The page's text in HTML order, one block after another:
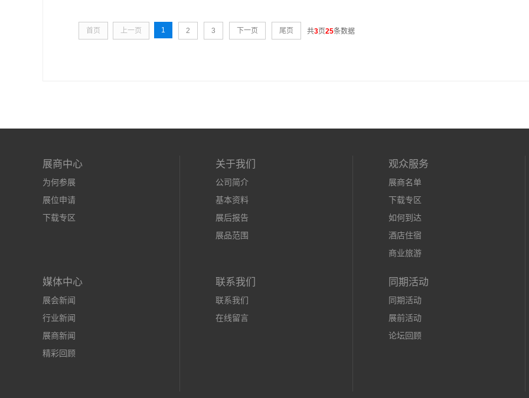
首页 上一页 1 2 3 下一页 尾页 共3页25条数据
展商中心
为何参展
展位申请
下载专区
关于我们
公司简介
基本资料
展后报告
展品范围
观众服务
展商名单
下载专区
如何到达
酒店住宿
商业旅游
媒体中心
展会新闻
行业新闻
展商新闻
精彩回顾
联系我们
联系我们
在线留言
同期活动
同期活动
展前活动
论坛回顾